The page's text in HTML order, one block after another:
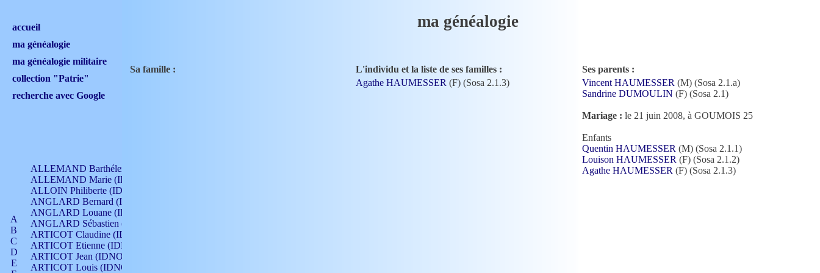
ma généalogie
accueil
ma généalogie
ma généalogie militaire
collection "Patrie"
recherche avec Google
A
B
C
D
E
ALLEMAND Barthélemy (IDNO 330)
ALLEMAND Marie (IDNO 165)
ALLOIN Philiberte (IDNO 449)
ANGLARD Bernard (IDNO 4)
ANGLARD Louane (IDNO 4)
ANGLARD Sébastien (IDNO 4)
ARTICOT Claudine (IDNO 105)
ARTICOT Etienne (IDNO 420)
ARTICOT Jean (IDNO 210)
ARTICOT Louis (IDNO 420)
Sa famille : L'individu et la liste de ses familles :
Ses parents :
Agathe HAUMESSER (F) (Sosa 2.1.3) Vincent HAUMESSER (M) (Sosa 2.1.a)
Sandrine DUMOULIN (F) (Sosa 2.1)
Mariage : le 21 juin 2008, à GOUMOIS 25
Enfants
Quentin HAUMESSER (M) (Sosa 2.1.1)
Louison HAUMESSER (F) (Sosa 2.1.2)
Agathe HAUMESSER (F) (Sosa 2.1.3)